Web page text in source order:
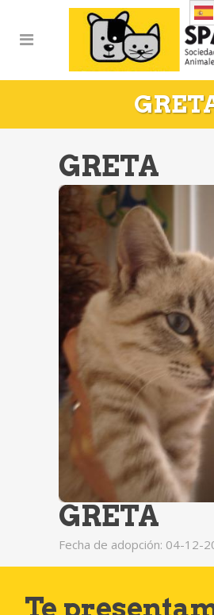
GRETA
GRETA
Fecha de adopción: 04-12-